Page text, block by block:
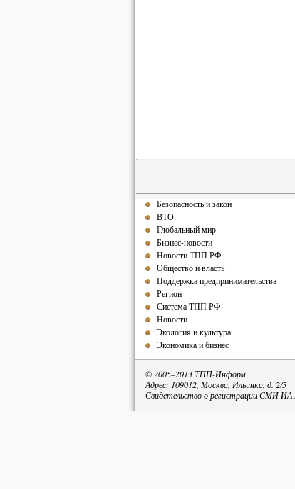
Безопасность и закон
ВТО
Глобальный мир
Бизнес-новости
Новости ТПП РФ
Общество и власть
Поддержка предпринимательства
Регион
Система ТПП РФ
Новости
Экология и культура
Экономика и бизнес
© 2005–2013 ТПП-Информ
Адрес: 109012, Москва, Ильинка, д. 2/5
Свидетельство о регистрации СМИ